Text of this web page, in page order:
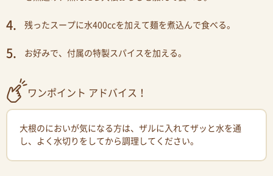
残ったスープに水400ccを加えて麺を煮込んで食べる。
お好みで、付属の特製スパイスを加える。
ワンポイント アドバイス！
大根のにおいが気になる方は、ザルに入れてザッと水を通
し、よく水切りをしてから調理してください。